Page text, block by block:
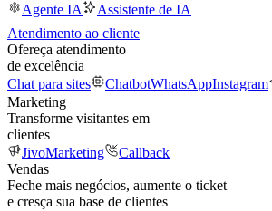
Agente IA
Assistente de IA
Atendimento ao cliente
Ofereça atendimento
de excelência
Chat para sites
ChatbotWhatsAppInstagram
Marketing
Transforme visitantes em
clientes
JivoMarketing
Callback
Vendas
Feche mais negócios, aumente o ticket
e cresça sua base de clientes